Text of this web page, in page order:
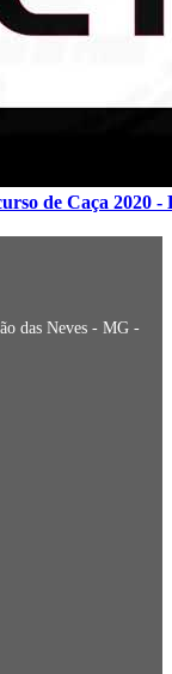
de Caça 2020 -
das Neves - MG -